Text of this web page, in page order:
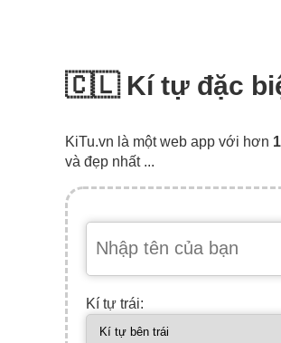
🇨🇱 Kí tự đặc
KiTu.vn là một web app với hơn
và đẹp nhất ...
Kí tự trái: